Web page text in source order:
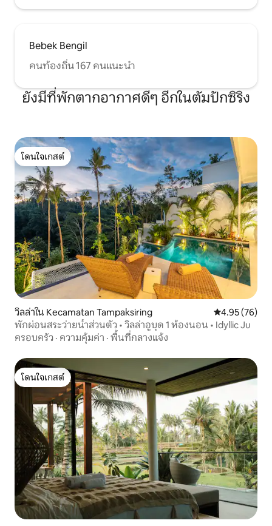
Bebek Bengil
คนท้องถิ่น 167 คนแนะนำ
ยังมีที่พักตากอากาศดีๆ อีกในตัมปักซิริง
โดนใจเกสต์
โดนใจเกสต์
วิลล่าใน Kecamatan Tampaksiring คะแนนเฉลี่ย
4.95 (76)
พักผ่อนสระว่ายน้ำส่วนตัว • วิลล่าอูบุด 1 ห้องนอน • Idyllic Ju
ครอบครัว · ความคุ้มค่า · พื้นที่กลางแจ้ง
โดนใจเกสต์
โดนใจเกสต์